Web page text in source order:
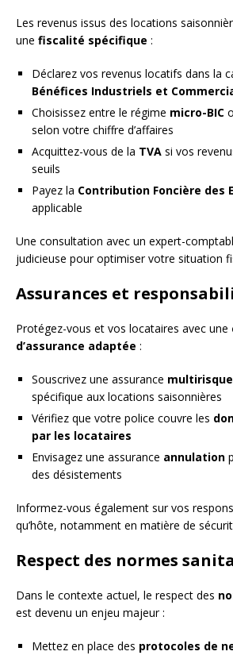
Les revenus issus des locations
une fiscalité spécifique :
Déclarez vos revenus locatifs dans la
Bénéfices Industriels et
Choisissez entre le régime micro-BIC
selon votre chiffre d’affaires
Acquittez-vous de la TVA si vos
seuils
Payez la Contribution Foncière des
applicable
Une consultation avec un expert-
judicieuse pour optimiser votre situation
Assurances et
Protégez-vous et vos locataires avec une
d’assurance adaptée :
Souscrivez une assurance
spécifique aux locations saisonnières
Vérifiez que votre police couvre les
par les locataires
Envisagez une assurance annulation
des désistements
Informez-vous également sur vos
qu’hôte, notamment en matière de
Respect des normes
Dans le contexte actuel, le respect des
est devenu un enjeu majeur :
Mettez en place des protocoles de